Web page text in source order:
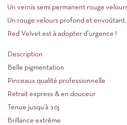
Un vernis semi permanent rouge
Un rouge velours profond et
Red Velvet est à adopter d’urgence !
Description
Belle pigmentation
Pinceaux qualité professionnelle
Retrait express & en douceur
Tenue jusqu’à 10j
Brillance extrême